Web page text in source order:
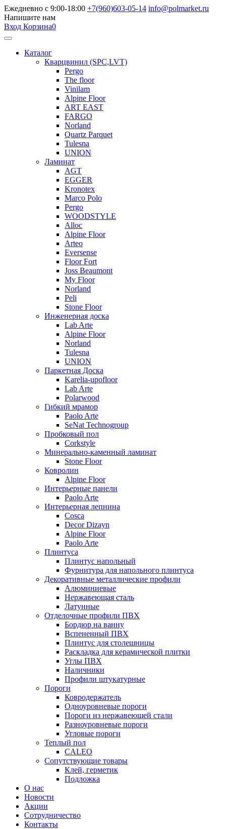
Ежедневно с 9:00-18:00 +7(960)603-05-14 info@polmarket.ru
Напишите нам
Вход Корзина0
Каталог
Кварцвинил (SPC,LVT)
Pergo
The floor
Vinilam
Alpine Floor
ART EAST
FARGO
Norland
Quartz Parquet
Tulesna
UNION
Ламинат
AGT
EGGER
Kronotex
Marco Polo
Pergo
WOODSTYLE
Alloc
Alpine Floor
Arteo
Eversense
Floor Fort
Joss Beaumont
My Floor
Norland
Peli
Stone Floor
Инженерная доска
Lab Arte
Alpine Floor
Norland
Tulesna
UNION
Паркетная Доска
Karelia-upofloor
Lab Arte
Polarwood
Гибкий мрамор
Paolo Arte
SeNat Technogroup
Пробковый пол
Corkstyle
Минерально-каменный ламинат
Stone Floor
Ковролин
Alpine Floor
Интерьерные панели
Paolo Arte
Интерьерная лепнина
Cosca
Decor Dizayn
Alpine Floor
Paolo Arte
Плинтуса
Плинтус напольный
Фурнитура для напольного плинтуса
Декоративные металлические профили
Алюминиевые
Нержавеющая сталь
Латунные
Отделочные профили ПВХ
Бордюр на ванну
Вспененный ПВХ
Плинтус для столешницы
Раскладка для керамической плитки
Углы ПВХ
Наличники
Профили штукатурные
Пороги
Ковродержатель
Одноуровневые пороги
Пороги из нержавеющей стали
Разноуровневые пороги
Угловые пороги
Теплый пол
CALEO
Сопутствующие товары
Клей, герметик
Подложка
О нас
Новости
Акции
Сотрудничество
Контакты